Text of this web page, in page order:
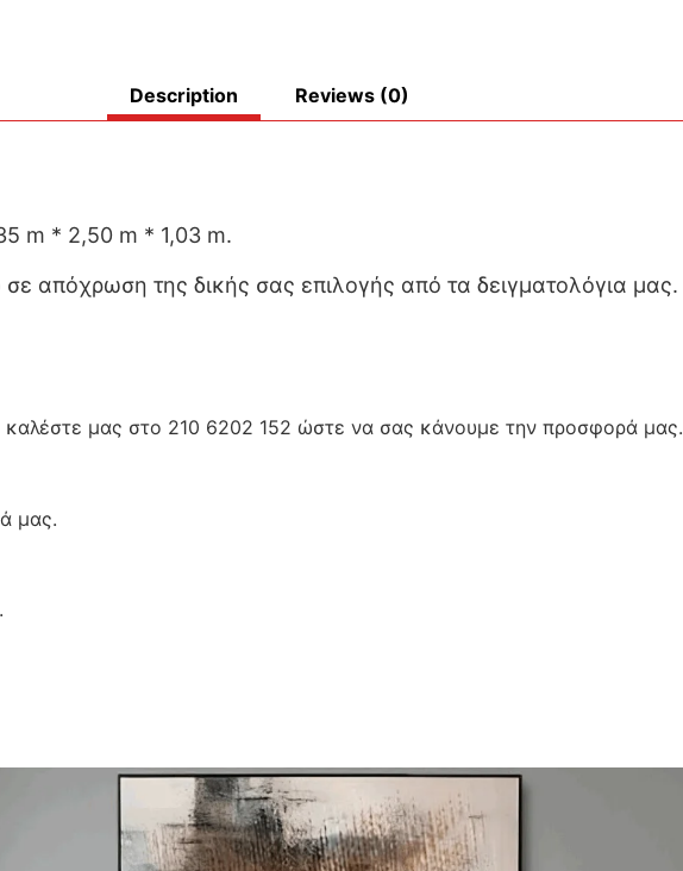
Description Reviews (0)
m * 2,50 m * 1,03 m.
απόχρωση της δικής σας επιλογής από τα δειγματολόγια μας.
καλέστε μας στο 210 6202 152 ώστε να σας κάνουμε την προσφορά μας.
μας.